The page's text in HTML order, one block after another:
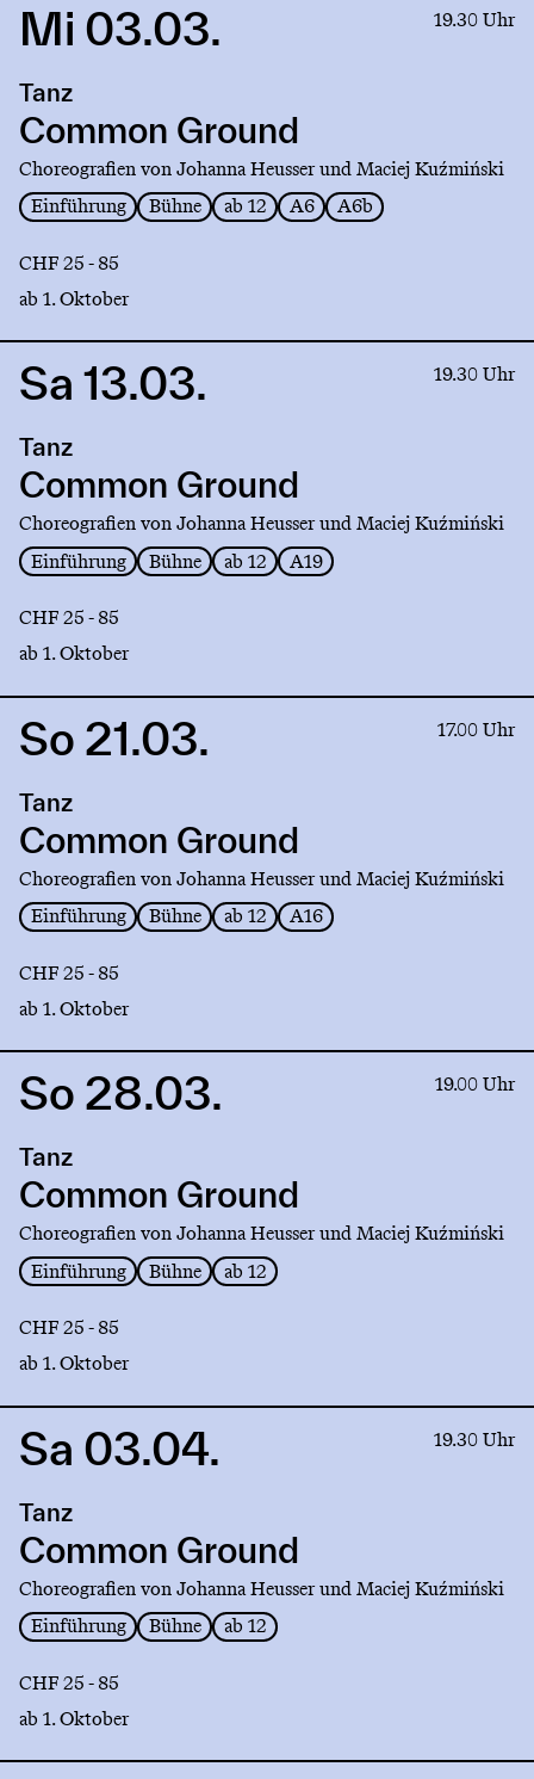
Link
Common
Ground
Mi 03.03. 19.30 Uhr
Tanz
Common Ground
Choreografien von Johanna Heusser und Maciej Kuźmiński
Einführung
Bühne ab 12 A6 A6b
CHF 25 - 85
ab 1. Oktober
Link
Common
Ground
Sa 13.03. 19.30 Uhr
Tanz
Common Ground
Choreografien von Johanna Heusser und Maciej Kuźmiński
Einführung
Bühne ab 12 A19
CHF 25 - 85
ab 1. Oktober
Link
Common
Ground
So 21.03. 17.00 Uhr
Tanz
Common Ground
Choreografien von Johanna Heusser und Maciej Kuźmiński
Einführung
Bühne ab 12 A16
CHF 25 - 85
ab 1. Oktober
Link
Common
Ground
So 28.03. 19.00 Uhr
Tanz
Common Ground
Choreografien von Johanna Heusser und Maciej Kuźmiński
Einführung
Bühne ab 12
CHF 25 - 85
ab 1. Oktober
Link
Common
Ground
Sa 03.04. 19.30 Uhr
Tanz
Common Ground
Choreografien von Johanna Heusser und Maciej Kuźmiński
Einführung
Bühne ab 12
CHF 25 - 85
ab 1. Oktober